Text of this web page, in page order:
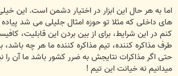
اما به هر حال این ابزار در اختیار دشمن است. این
های داخلی که مثلا تو حوزه امثال جلیلی می شد
کنم در این شرایط، برای از بین بردن این قابلیت،
طرف مذاکره کننده، تیم مذاکره کننده ما هر چه باشد، به
حتی اگر مذاکرات نتایجش به ضرر کشور باشد ما آن را
میدانیم نه خیانت این تیم !